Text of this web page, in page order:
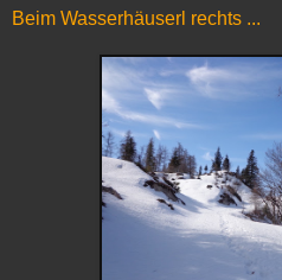
Beim Wasserhäuserl rechts ...